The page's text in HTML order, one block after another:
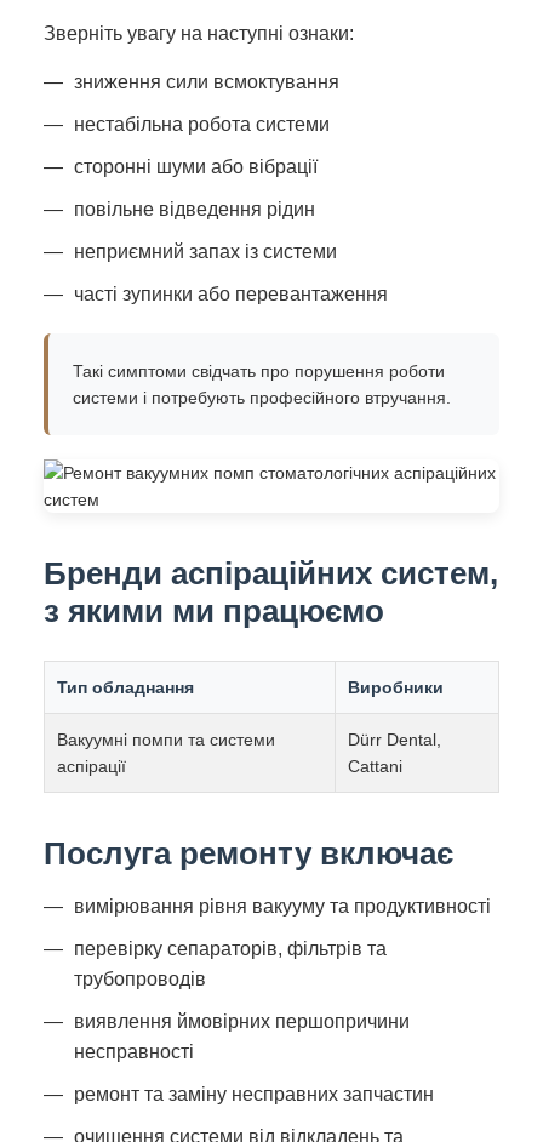
Зверніть увагу на наступні ознаки:
зниження сили всмоктування
нестабільна робота системи
сторонні шуми або вібрації
повільне відведення рідин
неприємний запах із системи
часті зупинки або перевантаження
Такі симптоми свідчать про порушення роботи
системи і потребують професійного втручання.
Бренди аспіраційних систем,
з якими ми працюємо
Тип обладнання Виробники
Вакуумні помпи та системи
аспірації
Dürr Dental,
Cattani
Послуга ремонту включає
вимірювання рівня вакууму та продуктивності
перевірку сепараторів, фільтрів та
трубопроводів
виявлення ймовірних першопричини
несправності
ремонт та заміну несправних запчастин
очищення системи від відкладень та